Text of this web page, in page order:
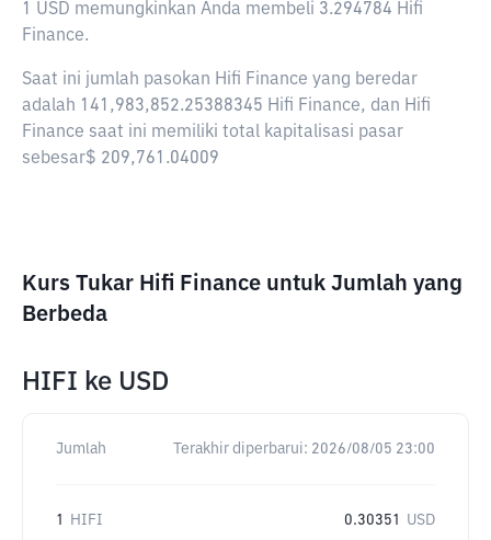
1 USD memungkinkan Anda membeli 3.294784 Hifi
Finance.
Saat ini jumlah pasokan Hifi Finance yang beredar
adalah 141,983,852.25388345 Hifi Finance, dan Hifi
Finance saat ini memiliki total kapitalisasi pasar
sebesar$ 209,761.04009
Kurs Tukar Hifi Finance untuk Jumlah yang
Berbeda
HIFI ke USD
Jumlah Terakhir diperbarui: 2026/08/05 23:00
1 HIFI 0.30351 USD